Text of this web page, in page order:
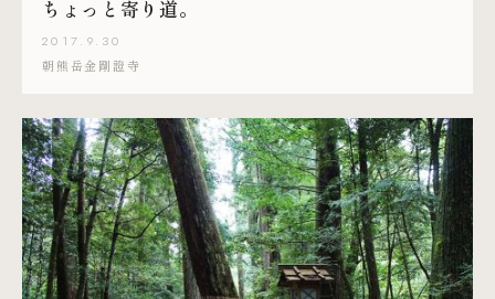
ちょっと寄り道。
2017.9.30
朝熊岳金剛證寺